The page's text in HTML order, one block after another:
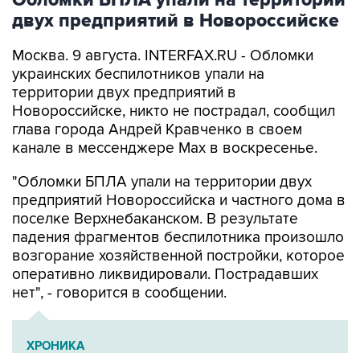
Москва. 9 августа. INTERFAX.RU - Обломки
территории двух предприятий в
Новороссийске, никто не пострадал, сообщил
глава города Андрей Кравченко в своем
канале в мессенджере Max в воскресенье.
"Обломки БПЛА упали на территории двух
поселке Верхнебаканском. В результате
падения фрагментов беспилотника произошло
возгорание хозяйственной постройки, которое
оперативно ликвидировали. Пострадавших
нет", - говорится в сообщении.
ХРОНИКА
Военная операция на Украине